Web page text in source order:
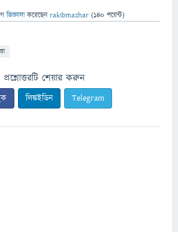
জিজ্ঞাসাকরেছেনrakibmazhar (140 পয়েন্ট)
প্রশ্নোত্তরটি শেয়ার করুন
লিঙ্কইডিন Telegram